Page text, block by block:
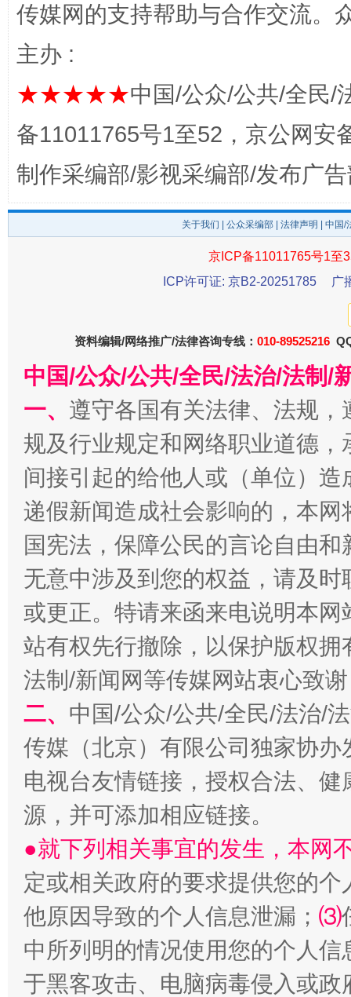
东山县通报“牛蛙产品抗生素超标问题” 法
千年窑火 生生不息 一
受贿1.44亿！段成刚被判无期 从幼
传媒网的支持帮助与合作交流。
主办 :
★★★★★中国/公众/公共/全民/
备11011765号1至52，京公网安
制作采编部/影视采编部/发布广
关于我们 公众采编部 法律声明 | 中国
京ICP备11011765号1至
ICP许可证: 京B2-20251785
广
资料编辑/网络推广/法律咨询专线： 010-89525216
中国/公众/公共/全民/法治/法制/
一、 遵守各国有关法律、法规
规及行业规定和网络职业道德
间接引起的给他人或（单位）
递假新闻造成社会影响的，本
国宪法，保障公民的言论自由
无意中涉及到您的权益，请及
或更正。特请来函来电说明本
站有权先行撤除，以保护版权
法制/新闻网等传媒网站衷心致
二、 中国/公众/公共/全民/法治/
传媒（北京）有限公司独家协
电视台友情链接，授权合法、
源，并可添加相应链接。
●就下列相关事宜的发生，本网
定或相关政府的要求提供您的个
他原因导致的个人信息泄漏； ⑶
中所列明的情况使用您的个人
于黑客攻击、电脑病毒侵入或